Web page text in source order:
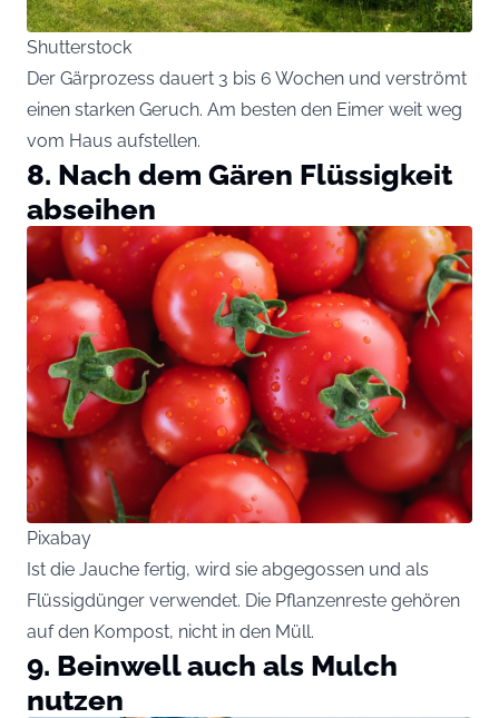
Shutterstock
Der Gärprozess dauert 3 bis 6 Wochen und verströmt
einen starken Geruch. Am besten den Eimer weit weg
vom Haus aufstellen.
8. Nach dem Gären Flüssigkeit
abseihen
Pixabay
Ist die Jauche fertig, wird sie abgegossen und als
Flüssigdünger verwendet. Die Pflanzenreste gehören
auf den Kompost, nicht in den Müll.
9. Beinwell auch als Mulch
nutzen